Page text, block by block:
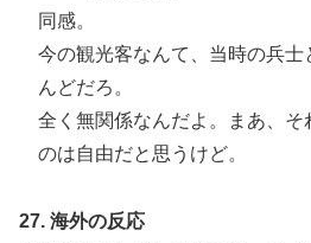
同感。
今の観光客なんて、当時の兵士
んどだろ。
全く無関係なんだよ。まあ、
のは自由だと思うけど。
27. 海外の反応